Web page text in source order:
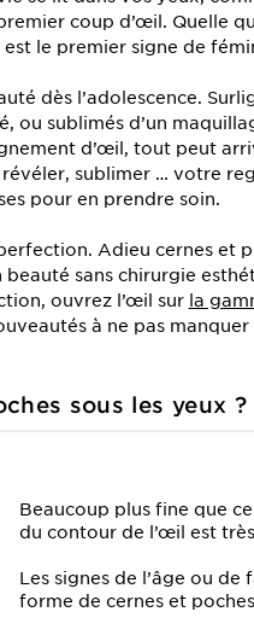
coup d’œil. Quelle
est le premier signe de
dès l’adolescence.
ou sublimés d’un
d’œil, tout peut
sublimer … votre
pour en prendre soin.
Adieu cernes et
sans chirurgie
ouvrez l’œil sur la
à ne pas manquer
sous les yeux ?
Beaucoup plus fine que
du contour de l’œil est
Les signes de l’âge ou de
forme de cernes et